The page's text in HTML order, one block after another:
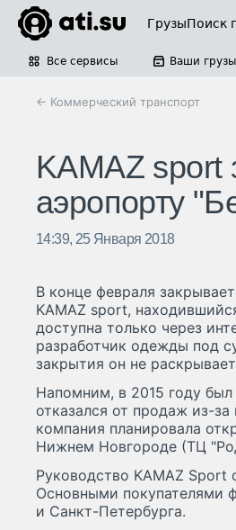
ГрузыПоиск
Все сервисы Ваши грузы
← Коммерческий транспорт
KAMAZ sport
аэропорту
14:39, 25 Января 2018
В конце февраля
KAMAZ sport,
доступна только через
разработчик одежды под
закрытия он не
Напомним, в 2015 году
отказался от продаж из-
компания планировала
Нижнем Новгороде (ТЦ
Руководство KAMAZ Sport
Основными
и Санкт-Петербурга.